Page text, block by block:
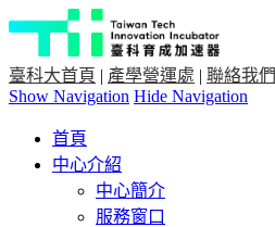
臺科大首頁 | 產學營運處 | 聯絡我們
Show Navigation Hide Navigation
首頁
中心介紹
中心簡介
服務窗口